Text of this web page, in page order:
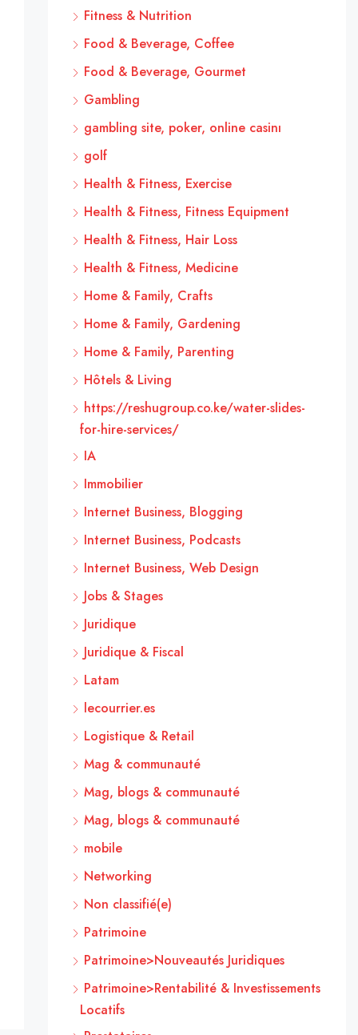
Fitness & Nutrition
Food & Beverage, Coffee
Food & Beverage, Gourmet
Gambling
gambling site, poker, online casinı
golf
Health & Fitness, Exercise
Health & Fitness, Fitness Equipment
Health & Fitness, Hair Loss
Health & Fitness, Medicine
Home & Family, Crafts
Home & Family, Gardening
Home & Family, Parenting
Hôtels & Living
https://reshugroup.co.ke/water-slides-
for-hire-services/
IA
Immobilier
Internet Business, Blogging
Internet Business, Podcasts
Internet Business, Web Design
Jobs & Stages
Juridique
Juridique & Fiscal
Latam
lecourrier.es
Logistique & Retail
Mag & communauté
Mag, blogs & communauté
Mag, blogs & communauté
mobile
Networking
Non classifié(e)
Patrimoine
Patrimoine>Nouveautés Juridiques
Patrimoine>Rentabilité & Investissements
Locatifs